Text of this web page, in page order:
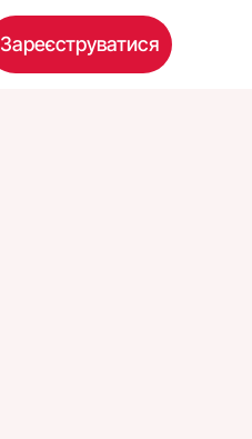
Зареєструватися